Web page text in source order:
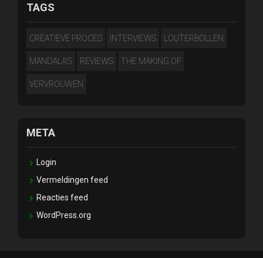
TAGS
CREATIEVE PROCES INTERVIEWS LOUTERBOLLEN
MANDALA'S REVIEWS THE MAKING OF
VERVROUWEN
META
Login
Vermeldingen feed
Reacties feed
WordPress.org